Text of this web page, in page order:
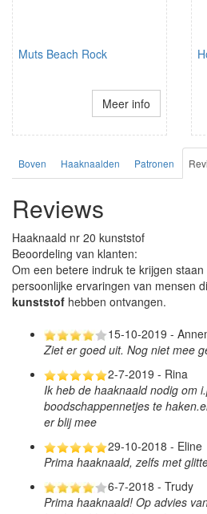
Muts Beach Rock
Meer info
Boven Haaknaalden Patronen
Reviews
Haaknaald nr 20 kunststof
Beoordeling van klanten:
Om een betere indruk te krijgen
persoonlijke ervaringen van mensen
kunststof hebben ontvangen.
15-10-2019 -
Ziet er goed uit. Nog niet mee
2-7-2019 - Rina
Ik heb de haaknaald nodig om
boodschappennetjes te
er blij mee
29-10-2018 - Eline
Prima haaknaald, zelfs met
6-7-2018 - Trudy
Prima haaknaald! Op advies